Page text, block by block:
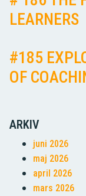
LEARNERS
#185
OF
ARKIV
juni 2026
maj 2026
april 2026
mars 2026